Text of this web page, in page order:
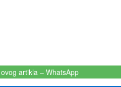
artikla– WhatsApp